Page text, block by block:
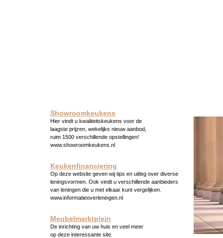
Showroomkeukens
Hier vindt u kwaliteitskeukens voor de
laagste prijzen, wekelijks nieuw aanbod,
ruim 1500 verschillende opstellingen!
www.showroomkeukens.nl
Keukenfinanciering
Op deze website geven wij tips en uitleg over diverse
leningsvormen. Ook vindt u verschillende aanbieders
van leningen die u met elkaar kunt vergelijken.
www.informatieoverleningen.nl
Meubelmarktplein
De inrichting van uw huis en veel meer
op deze interessante site.